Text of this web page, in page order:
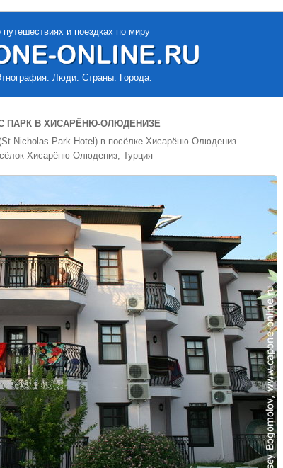
и поездках по миру
Люди. Страны. Города.
ПАРК В ХИСАРЁНЮ-ОЛЮДЕНИЗЕ
Park Hotel) в посёлке Хисарёню-Олюдениз
Хисарёню-Олюдениз, Турция